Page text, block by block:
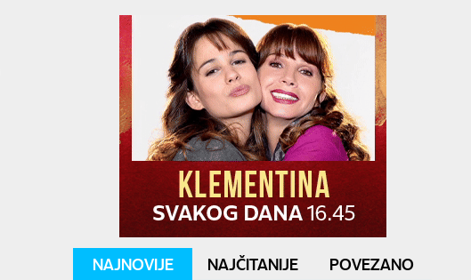
NAJNOVIJE NAJČITANIJE POVEZANO